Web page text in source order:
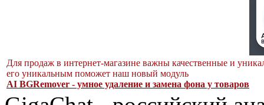
Для продаж в интернет-магазине важны качественные и
его уникальным поможет наш новый модуль
AI BGRemover - умное удаление и замена фона у товаров